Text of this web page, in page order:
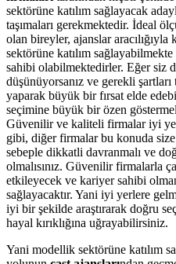
sektörüne katılım sağlayacak
taşımaları gerekmektedir. İdeal
olan bireyler, ajanslar
sektörüne katılım
sahibi olabilmektedirler. Eğer siz
düşünüyorsanız ve gerekli şartları
yaparak büyük bir fırsat elde
seçimine büyük bir özen
Güvenilir ve kaliteli firmalar iyi
gibi, diğer firmalar bu konuda
sebeple dikkatli davranmalı ve
olmalısınız. Güvenilir firmalarla
etkileyecek ve kariyer sahibi
sağlayacaktır. Yani iyi yerlere
iyi bir şekilde araştırarak doğru
hayal kırıklığına uğrayabilirsiniz.
Yani modellik sektörüne katılım